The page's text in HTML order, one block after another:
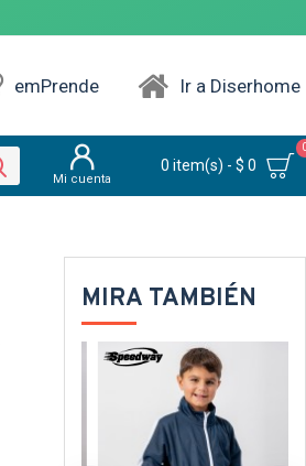
emPrende Ir a Diserhome
Mi cuenta
0 item(s) - $ 0
MIRA TAMBIÉN
TEXTTRANSPARENTE